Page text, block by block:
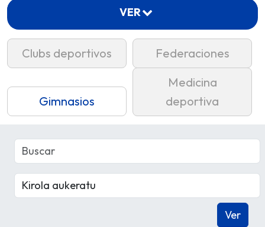
Clubs deportivos Federaciones
Gimnasios
Medicina
deportiva
VER